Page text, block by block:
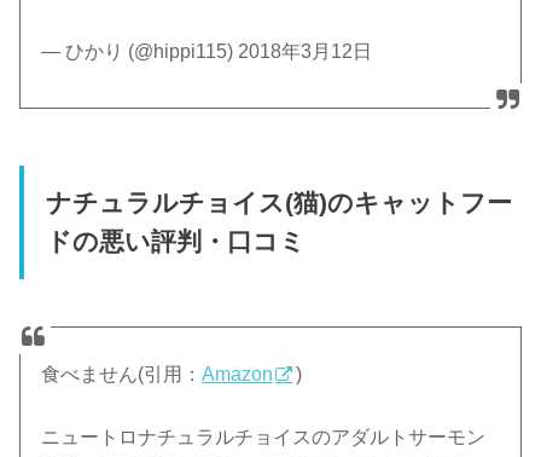
— ひかり (@hippi115) 2018年3月12日
ナチュラルチョイス(猫)のキャットフー
ドの悪い評判・口コミ
食べません(引用：Amazon )
ニュートロナチュラルチョイスのアダルトサーモン